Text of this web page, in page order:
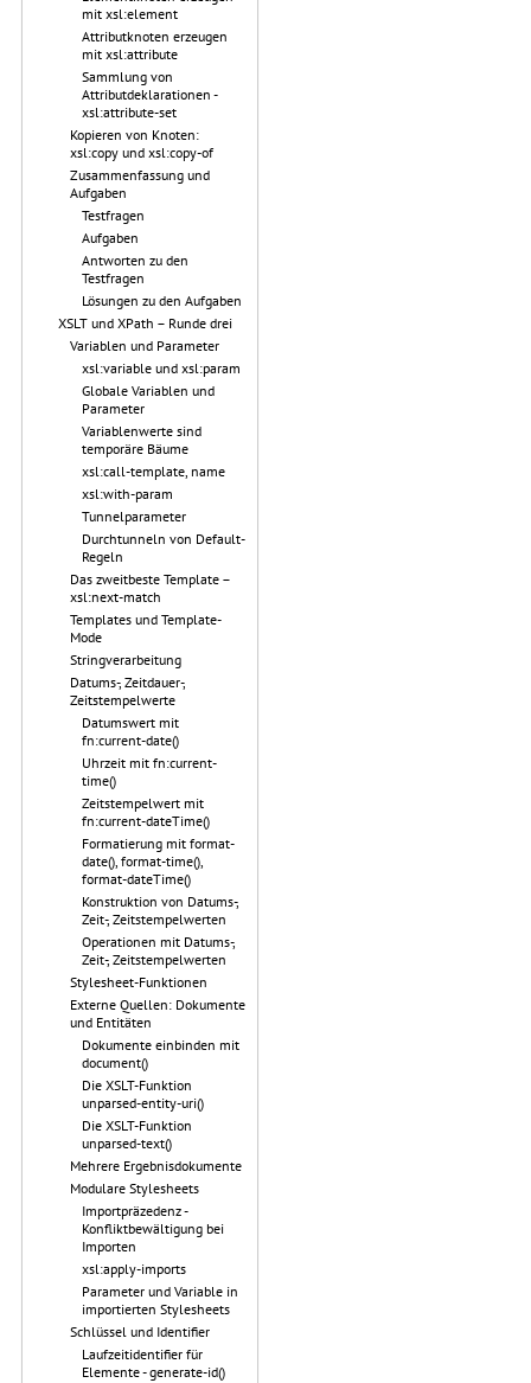
mit xsl:element
Attributknoten erzeugen
mit xsl:attribute
Sammlung von
Attributdeklarationen -
xsl:attribute-set
Kopieren von Knoten:
xsl:copy und xsl:copy-of
Zusammenfassung und
Aufgaben
Testfragen
Aufgaben
Antworten zu den
Testfragen
Lösungen zu den Aufgaben
XSLT und XPath – Runde drei
Variablen und Parameter
xsl:variable und xsl:param
Globale Variablen und
Parameter
Variablenwerte sind
temporäre Bäume
xsl:call-template, name
xsl:with-param
Tunnelparameter
Durchtunneln von Default-
Regeln
Das zweitbeste Template –
xsl:next-match
Templates und Template-
Mode
Stringverarbeitung
Datums-, Zeitdauer-,
Zeitstempelwerte
Datumswert mit
fn:current-date()
Uhrzeit mit fn:current-
time()
Zeitstempelwert mit
fn:current-dateTime()
Formatierung mit format-
date(), format-time(),
format-dateTime()
Konstruktion von Datums-,
Zeit-, Zeitstempelwerten
Operationen mit Datums-,
Zeit-, Zeitstempelwerten
Stylesheet-Funktionen
Externe Quellen: Dokumente
und Entitäten
Dokumente einbinden mit
document()
Die XSLT-Funktion
unparsed-entity-uri()
Die XSLT-Funktion
unparsed-text()
Mehrere Ergebnisdokumente
Modulare Stylesheets
Importpräzedenz -
Konfliktbewältigung bei
Importen
xsl:apply-imports
Parameter und Variable in
importierten Stylesheets
Schlüssel und Identifier
Laufzeitidentifier für
Elemente - generate-id()